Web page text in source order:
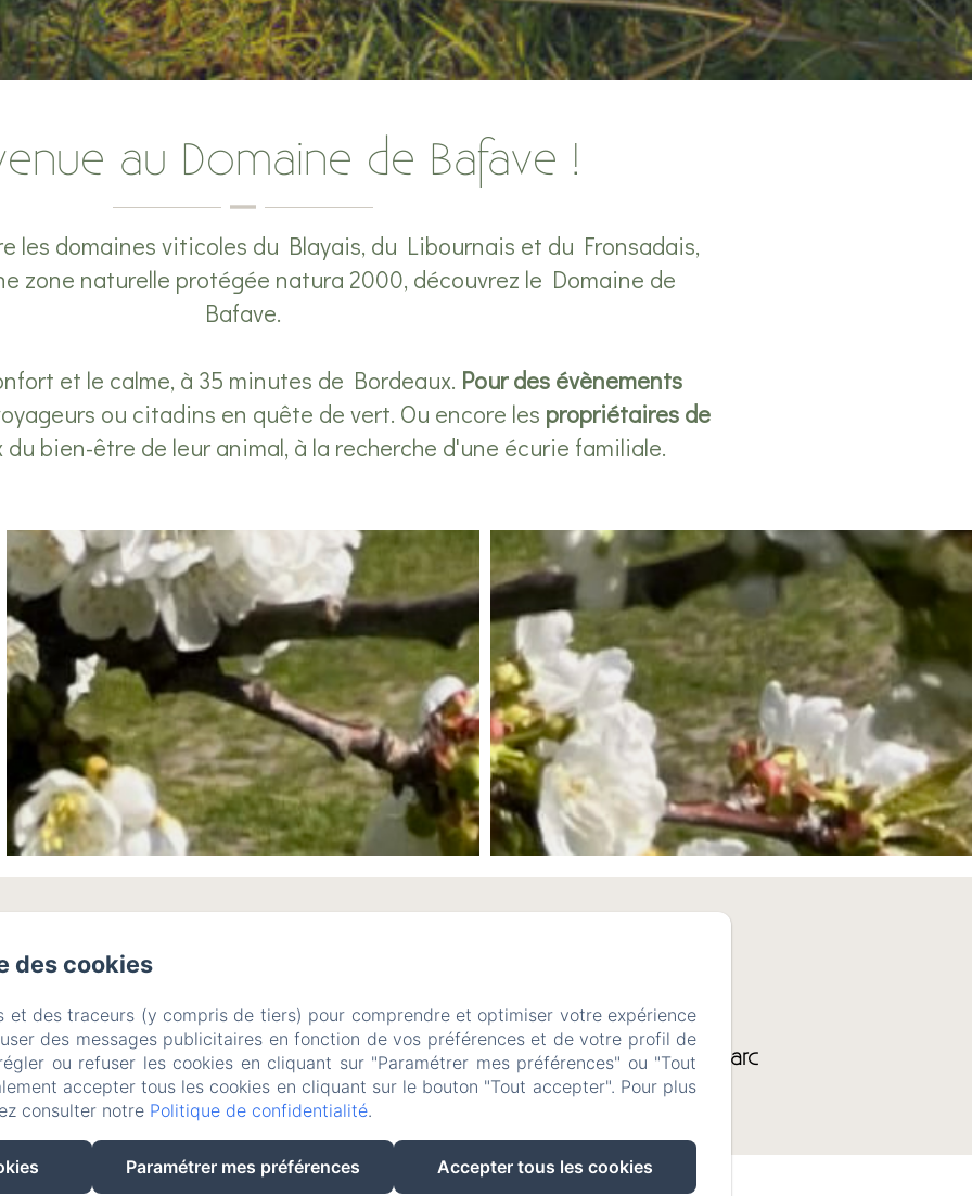
au Domaine de Bafave !
les domaines viticoles du Blayais, du Libournais et du Fronsadais,
zone naturelle protégée natura 2000, découvrez le Domaine de
Bafave.
et le calme, à 35 minutes de Bordeaux. Pour des évènements
ou citadins en quête de vert. Ou encore les propriétaires de
bien-être de leur animal, à la recherche d'une écurie familiale.
Gîte *** Ecurie privée 14 hectares de parc
des cookies
et des traceurs (y compris de tiers) pour comprendre et optimiser votre expérience
des messages publicitaires en fonction de vos préférences et de votre profil de
ou refuser les cookies en cliquant sur "Paramétrer mes préférences" ou "Tout
accepter tous les cookies en cliquant sur le bouton "Tout accepter". Pour plus
consulter notre Politique de confidentialité.
Paramétrer mes préférences Accepter tous les cookies